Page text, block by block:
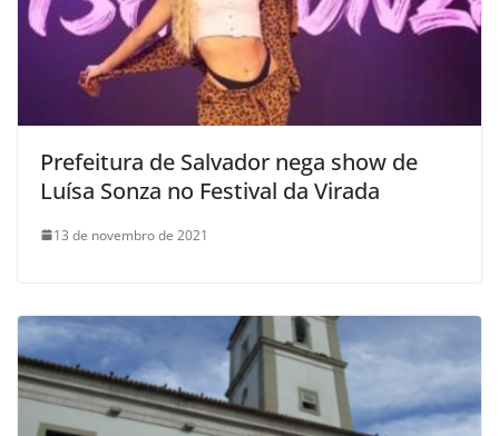
Prefeitura de Salvador nega show de
Luísa Sonza no Festival da Virada
13 de novembro de 2021